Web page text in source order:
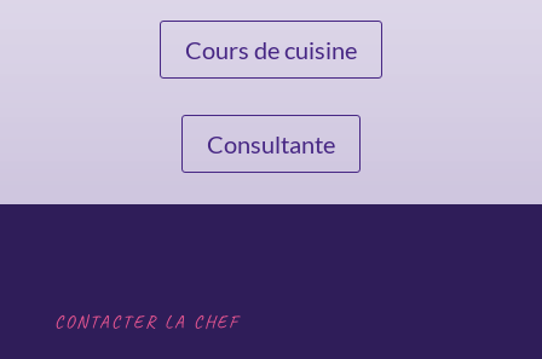
Cours de cuisine
Consultante
CONTACTER LA CHEF